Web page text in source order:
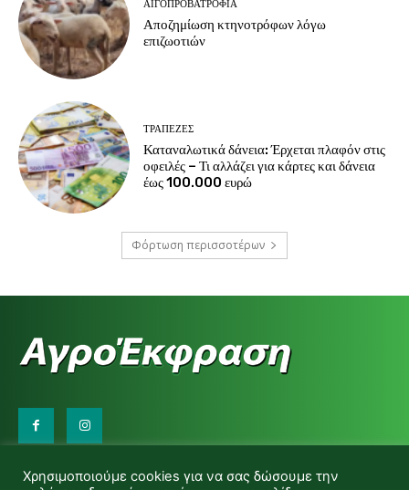
ΑΙΓΟΠΡΟΒΑΤΡΟΦΊΑ
Αποζημίωση κτηνοτρόφων λόγω
επιζωοτιών
ΤΡΆΠΕΖΕΣ
Καταναλωτικά δάνεια: Έρχεται πλαφόν στις
οφειλές – Τι αλλάζει για κάρτες και δάνεια
έως 100.000 ευρώ
Φόρτωση περισσοτέρων
d.makas@yahoo.gr
Χρησιμοποιούμε cookies για να σας δώσουμε την